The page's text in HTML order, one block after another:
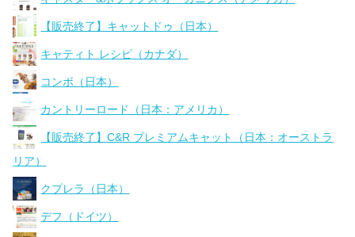
【販売終了】キャットドゥ（日本）
キャティト レシピ（カナダ）
コンボ（日本）
カントリーロード（日本：アメリカ）
【販売終了】C&R プレミアムキャット（日本：オーストラ
リア）
クプレラ（日本）
デフ（ドイツ）